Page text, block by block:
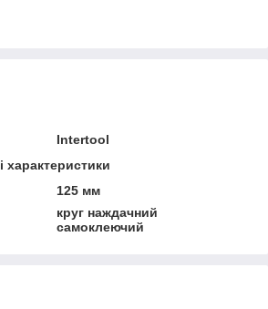
Intertool
характеристики
125 мм
круг наждачний
самоклеючий